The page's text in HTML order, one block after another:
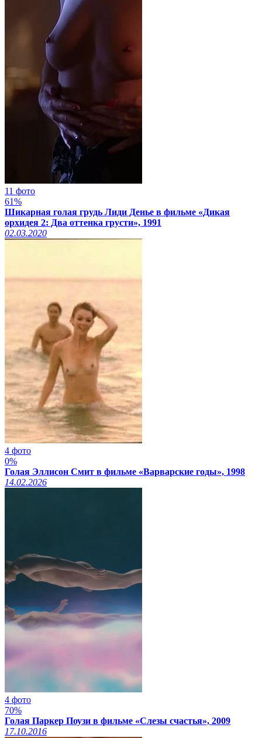
11 фото
61%
Шикарная голая грудь Лиди Денье в фильме «Дикая
орхидея 2: Два оттенка грусти», 1991
02.03.2020
4 фото
0%
Голая Эллисон Смит в фильме «Варварские годы», 1998
14.02.2026
4 фото
70%
Голая Паркер Поузи в фильме «Слезы счастья», 2009
17.10.2016